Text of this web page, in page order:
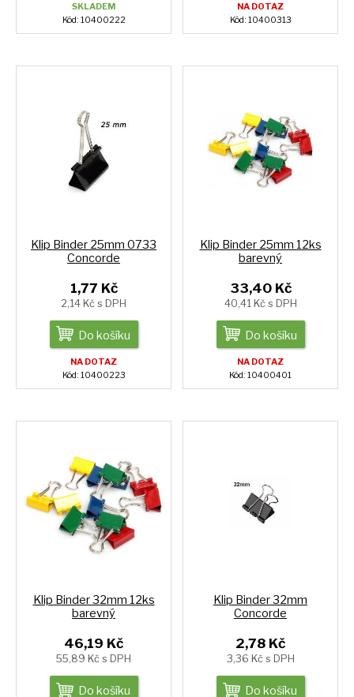
SKLADEM
Kód: 10400222
NA DOTAZ
Kód: 10400313
Klip Binder 25mm 0733
Concorde
1,77 Kč
2,14 Kč s DPH
Do košíku
NA DOTAZ
Kód: 10400223
Klip Binder 25mm 12ks
barevný
33,40 Kč
40,41 Kč s DPH
Do košíku
NA DOTAZ
Kód: 10400401
Klip Binder 32mm 12ks
barevný
46,19 Kč
55,89 Kč s DPH
Do košíku
Klip Binder 32mm
Concorde
2,78 Kč
3,36 Kč s DPH
Do košíku